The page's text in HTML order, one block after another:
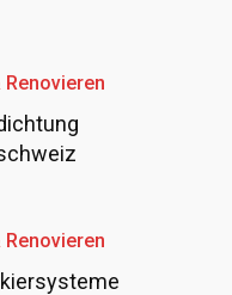
Renovieren
Renovieren